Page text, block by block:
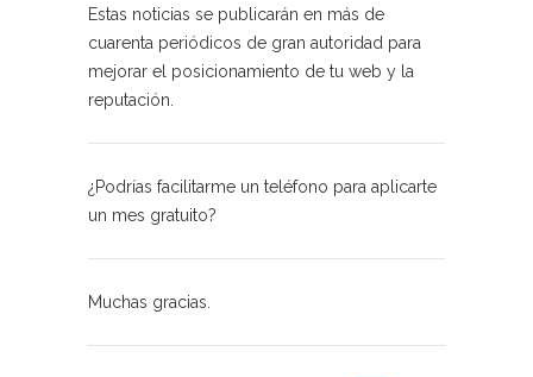
Estas noticias se publicarán en más de
cuarenta periódicos de gran autoridad para
mejorar el posicionamiento de tu web y la
reputación.
¿Podrías facilitarme un teléfono para aplicarte
un mes gratuito?
Muchas gracias.